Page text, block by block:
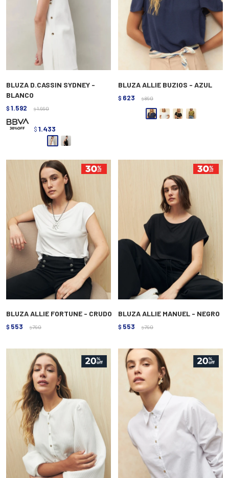
BLUZA D.CASSIN SYDNEY -
BLANCO
$ 1.592 $ 1.990
$ 1.433
BLUZA ALLIE BUZIOS - AZUL
$ 623 $ 890
BLUZA ALLIE FORTUNE - CRUDO
$ 553 $ 790
BLUZA ALLIE MANUEL - NEGRO
$ 553 $ 790